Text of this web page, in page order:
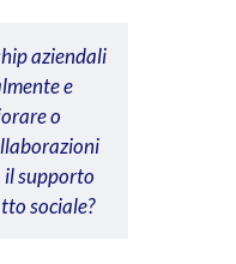
aziendali
e
o
il supporto
sociale?